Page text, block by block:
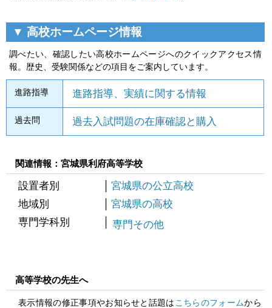
▼ 高校ホームページ情報
調べたい、確認したい高校ホームページへのクイックアクセス情
報。歴史、受験関係などの項目をご案内しています。
進路指導 進路指導、実績に関する情報
過去問 過去入試問題の在庫確認と購入
関連情報：宮城県利府高等学校
設置者別
宮城県の公立高校
地域別
宮城県の高校
専門学科別
専門その他
高等学校の先生へ
表示情報の修正事項やお知らせと話題は こちらのフォームから